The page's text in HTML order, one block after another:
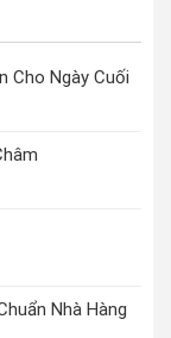
Cho Ngày Cuối
Nhà Hàng